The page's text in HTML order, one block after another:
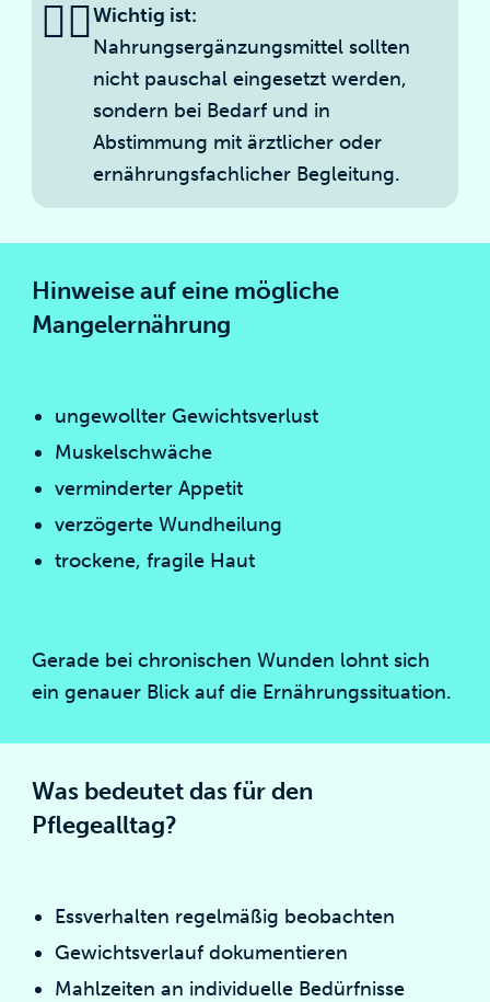
☝🏻Wichtig ist:
Nahrungsergänzungsmittel sollten
nicht pauschal eingesetzt werden,
sondern bei Bedarf und in
Abstimmung mit ärztlicher oder
ernährungsfachlicher Begleitung.
Hinweise auf eine mögliche
Mangelernährung
ungewollter Gewichtsverlust
Muskelschwäche
verminderter Appetit
verzögerte Wundheilung
trockene, fragile Haut
Gerade bei chronischen Wunden lohnt sich
ein genauer Blick auf die Ernährungssituation.
Was bedeutet das für den
Pflegealltag?
Essverhalten regelmäßig beobachten
Gewichtsverlauf dokumentieren
Mahlzeiten an individuelle Bedürfnisse